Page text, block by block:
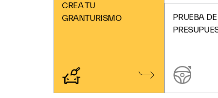
CREA TU
GRANTURISMO
PRUEBA